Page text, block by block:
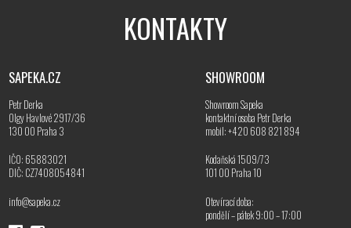
KONTAKTY
SAPEKA.CZ
Petr Derka
Olgy Havlové 2917/36
130 00 Praha 3
IČO: 65883021
DIČ: CZ7408054841
info@sapeka.cz
SHOWROOM
Showroom Sapeka
kontaktní osoba Petr Derka
mobil: +420 608 821 894
Kodaňská 1509/73
101 00 Praha 10
Otevírací doba:
pondělí – pátek 9:00 – 17:00